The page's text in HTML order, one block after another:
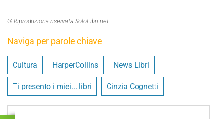
© Riproduzione riservata SoloLibri.net
Naviga per parole chiave
Cultura HarperCollins News Libri
Ti presento i miei... libri Cinzia Cognetti